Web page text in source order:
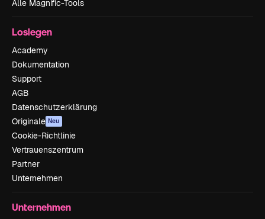
Alle Magnific-Tools
Loslegen
Academy
Dokumentation
Support
AGB
Datenschutzerklärung
Originale Neu
Cookie-Richtlinie
Vertrauenszentrum
Partner
Unternehmen
Unternehmen